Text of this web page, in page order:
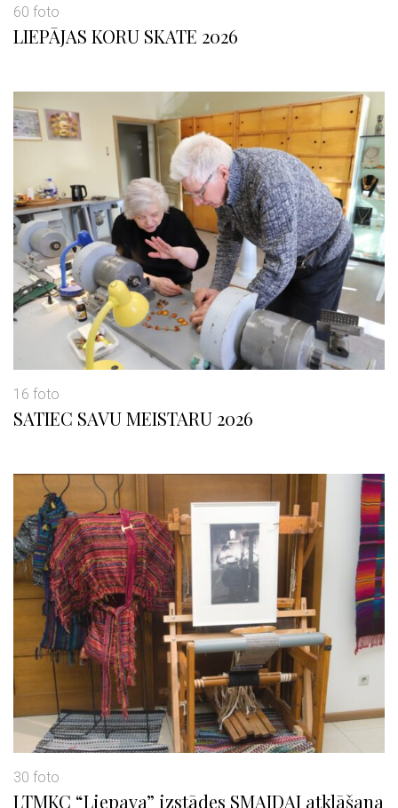
60 foto
LIEPĀJAS KORU SKATE 2026
16 foto
SATIEC SAVU MEISTARU 2026
30 foto
LTMKC “Liepava” izstādes SMAIDAI atklāšana